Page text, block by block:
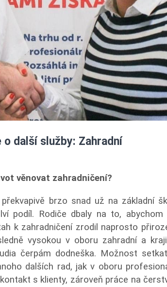
další služby: Zahradní
věnovat zahradničení?
brzo snad už na základní
podíl. Rodiče dbaly na to, abychom
k zahradničení zrodil naprosto
vysokou v oboru zahradní a
čerpám dodneška. Možnost
dalších rad, jak v oboru
s klienty, zároveň práce na